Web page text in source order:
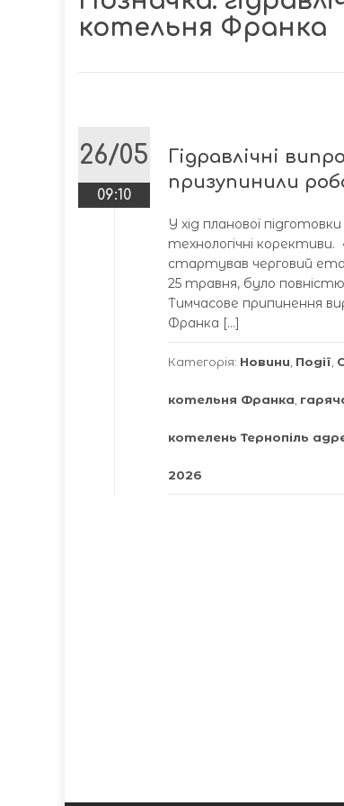
котельня Франка
26/05
09:10
Гідравлічні
призупинили
У хід планової
технологічні корективи.
стартував черговий
25 травня, було
Тимчасове припинення
Франка […]
Категорія: Новини Події
котельня Франка
котелень Тернопіль
2026